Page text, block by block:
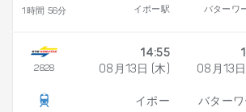
1時間 56分 イポー駅 バターワ
2828
14:55
08月13日 (木)
イポー
08月13
バターワ